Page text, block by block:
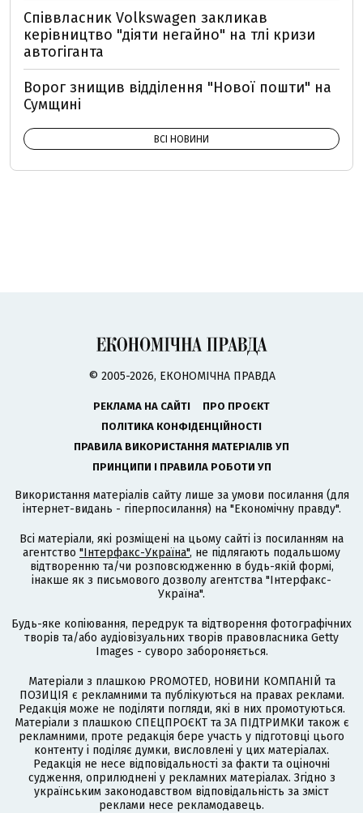
Співвласник Volkswagen закликав
керівництво "діяти негайно" на тлі кризи
автогіганта
Ворог знищив відділення "Нової пошти" на
Сумщині
ВСІ НОВИНИ
© 2005-2026, ЕКОНОМІЧНА ПРАВДА
РЕКЛАМА НА САЙТІ
ПРО ПРОЄКТ
ПОЛІТИКА КОНФІДЕНЦІЙНОСТІ
ПРАВИЛА ВИКОРИСТАННЯ МАТЕРІАЛІВ УП
ПРИНЦИПИ І ПРАВИЛА РОБОТИ УП
Використання матеріалів сайту лише за умови посилання (для
інтернет-видань - гіперпосилання) на "Економічну правду".
Всі матеріали, які розміщені на цьому сайті із посиланням на
агентство "Інтерфакс-Україна", не підлягають подальшому
відтворенню та/чи розповсюдженню в будь-якій формі,
інакше як з письмового дозволу агентства "Інтерфакс-
Україна".
Будь-яке копіювання, передрук та відтворення фотографічних
творів та/або аудіовізуальних творів правовласника Getty
Images - суворо забороняється.
Матеріали з плашкою PROMOTED, НОВИНИ КОМПАНІЙ та
ПОЗИЦІЯ є рекламними та публікуються на правах реклами.
Редакція може не поділяти погляди, які в них промотуються.
Матеріали з плашкою СПЕЦПРОЄКТ та ЗА ПІДТРИМКИ також є
рекламними, проте редакція бере участь у підготовці цього
контенту і поділяє думки, висловлені у цих матеріалах.
Редакція не несе відповідальності за факти та оціночні
судження, оприлюднені у рекламних матеріалах. Згідно з
українським законодавством відповідальність за зміст
реклами несе рекламодавець.